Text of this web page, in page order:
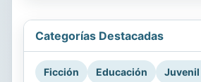
Categorías Destacadas
Ficción Educación